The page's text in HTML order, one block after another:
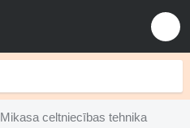
Mikasa celtniecības tehnika